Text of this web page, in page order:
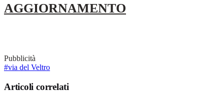
AGGIORNAMENTO
Pubblicità
#via del Veltro
Articoli correlati